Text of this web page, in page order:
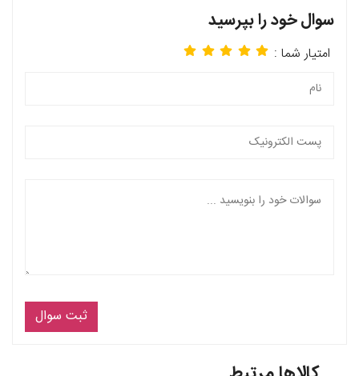
سوال خود را بپرسید
امتیار شما :
ثبت سوال